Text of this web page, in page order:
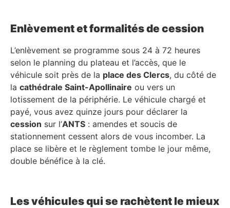
Enlèvement et formalités de cession
L’enlèvement se programme sous 24 à 72 heures
selon le planning du plateau et l’accès, que le
véhicule soit près de la place des Clercs, du côté de
la cathédrale Saint-Apollinaire ou vers un
lotissement de la périphérie. Le véhicule chargé et
payé, vous avez quinze jours pour déclarer la
cession sur l’ANTS : amendes et soucis de
stationnement cessent alors de vous incomber. La
place se libère et le règlement tombe le jour même,
double bénéfice à la clé.
Les véhicules qui se rachètent le mieux